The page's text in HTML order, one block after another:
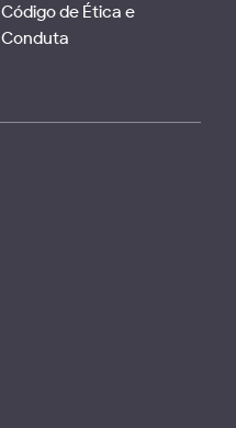
Código de Ética e
Conduta